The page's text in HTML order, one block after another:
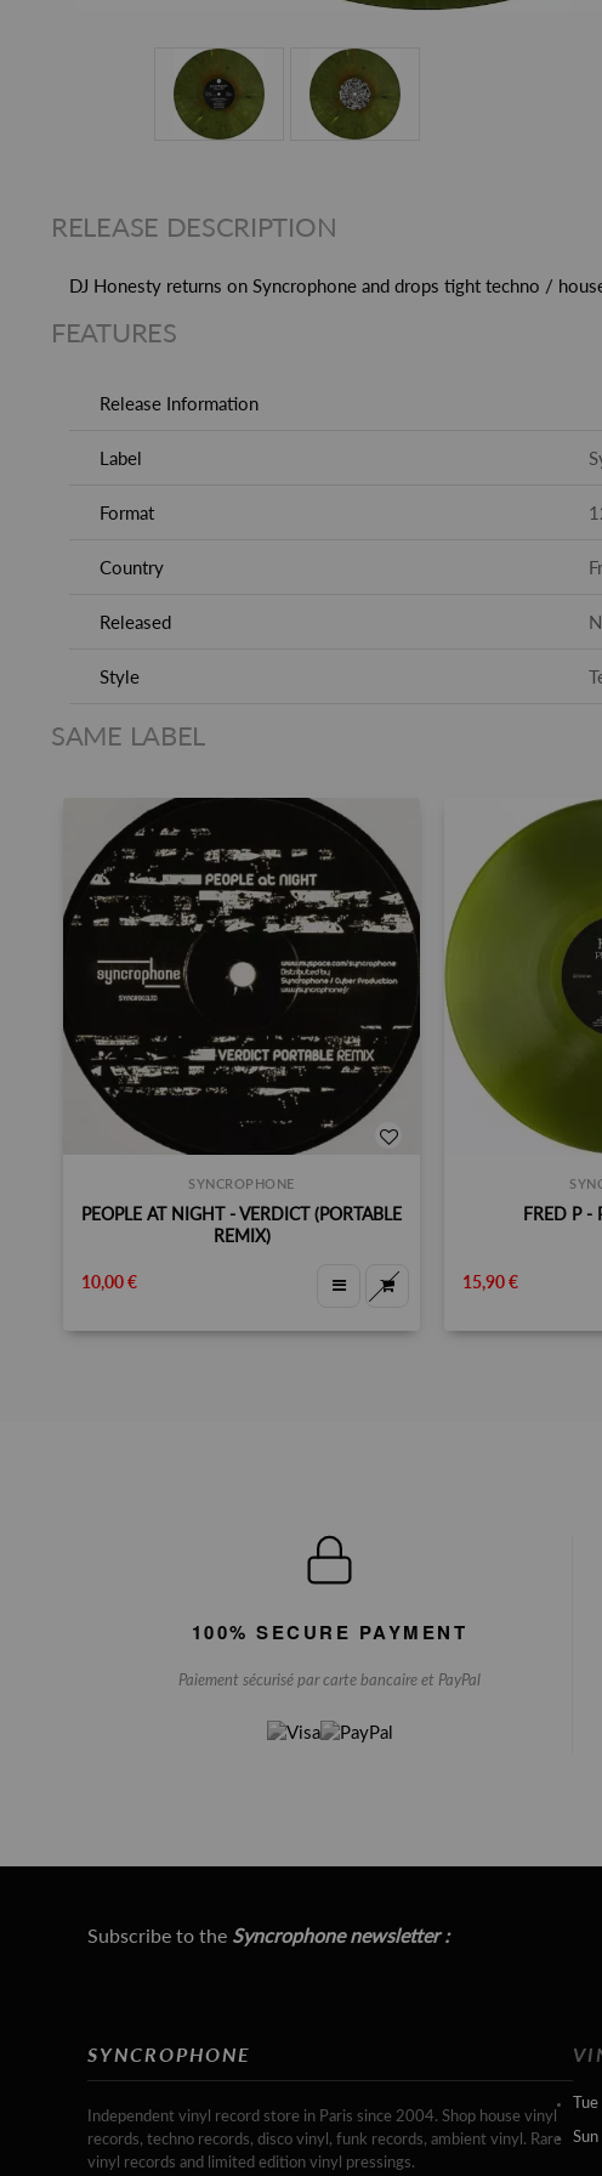
RELEASE DESCRIPTION
DJ Honesty returns on Syncrophone and drops tight techno /
FEATURES
Release Information
Label
Format
Country
Released
Style
SAME LABEL
SYNCROPHONE
PEOPLE AT NIGHT - VERDICT (PORTABLE
REMIX)
10,00 €
FRED P -
15,90 €
100% SECURE PAYMENT
Paiement sécurisé par carte bancaire et PayPal
Subscribe to the Syncrophone newsletter :
SYNCROPHONE
Independent vinyl record store in Paris since 2004. Shop house vinyl
records, techno records, disco vinyl, funk records, ambient vinyl. Rare
vinyl records and limited edition vinyl pressings.